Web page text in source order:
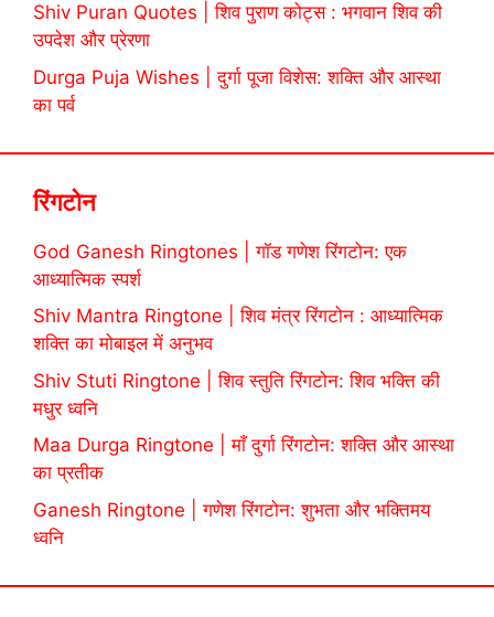
Shiv Puran Quotes | शिव पुराण कोट्स : भगवान शिव की
उपदेश और प्रेरणा
Durga Puja Wishes | दुर्गा पूजा विशेस: शक्ति और आस्था
का पर्व
रिंगटोन
God Ganesh Ringtones | गॉड गणेश रिंगटोन: एक
आध्यात्मिक स्पर्श
Shiv Mantra Ringtone | शिव मंत्र रिंगटोन : आध्यात्मिक
शक्ति का मोबाइल में अनुभव
Shiv Stuti Ringtone | शिव स्तुति रिंगटोन: शिव भक्ति की
मधुर ध्वनि
Maa Durga Ringtone | माँ दुर्गा रिंगटोन: शक्ति और आस्था
का प्रतीक
Ganesh Ringtone | गणेश रिंगटोन: शुभता और भक्तिमय
ध्वनि